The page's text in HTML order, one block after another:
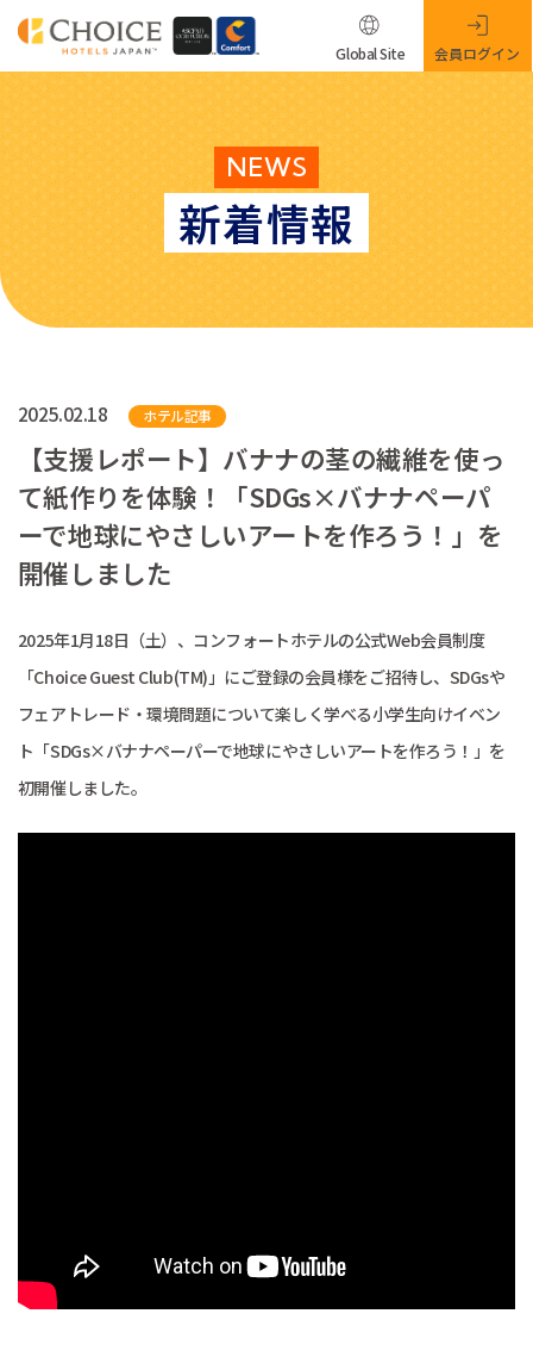
NEWS
新着情報
Global Site 会員ログイン
2025.02.18 ホテル記事
【支援レポート】バナナの茎の繊維を使っ
て紙作りを体験！「SDGs×バナナペーパ
ーで地球にやさしいアートを作ろう！」を
開催しました
2025年1月18日（土）、コンフォートホテルの公式Web会員制度
「Choice Guest Club(TM)」にご登録の会員様をご招待し、SDGsや
フェアトレード・環境問題について楽しく学べる小学生向けイベン
ト「SDGs×バナナペーパーで地球にやさしいアートを作ろう！」を
初開催しました。